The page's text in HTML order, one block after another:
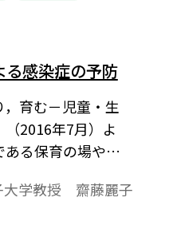
る感染症の予防
，育む－児童・生
2016年7月）よ
ある保育の場や
教職員のみなら
大学教授 齋藤麗子